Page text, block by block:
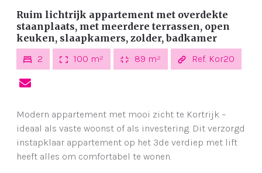
Ruim lichtrijk appartement met overdekte
staanplaats, met meerdere terrassen, open
keuken, slaapkamers, zolder, badkamer
2 100 m² 89 m² Ref. Kor20
Modern appartement met mooi zicht te Kortrijk –
ideaal als vaste woonst of als investering. Dit verzorgd
instapklaar appartement op het 3de verdiep met lift
heeft alles om comfortabel te wonen.